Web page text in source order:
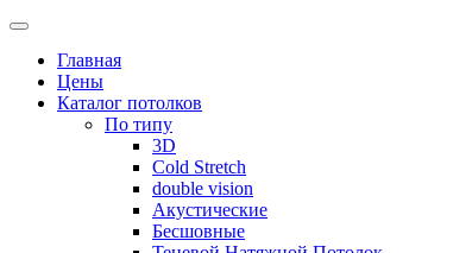
Skip
contentГлавная
Цены
Каталог потолков
По типу
3D
Cold Stretch
double vision
Акустические
Бесшовные